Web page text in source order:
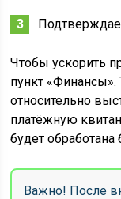
Чтобы ускорить
пункт «Финансы».
относительно
платёжную
будет обработана
Важно! После